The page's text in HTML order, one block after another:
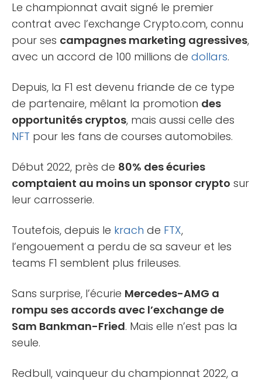
Le championnat avait signé le premier
contrat avec l’exchange Crypto.com, connu
pour ses campagnes marketing agressives,
avec un accord de 100 millions de dollars.
Depuis, la F1 est devenu friande de ce type
de partenaire, mêlant la promotion des
opportunités cryptos, mais aussi celle des
NFT pour les fans de courses automobiles.
Début 2022, près de 80% des écuries
comptaient au moins un sponsor crypto sur
leur carrosserie.
Toutefois, depuis le krach de FTX,
l’engouement a perdu de sa saveur et les
teams F1 semblent plus frileuses.
Sans surprise, l’écurie Mercedes-AMG a
rompu ses accords avec l’exchange de
Sam Bankman-Fried. Mais elle n’est pas la
seule.
Redbull, vainqueur du championnat 2022, a